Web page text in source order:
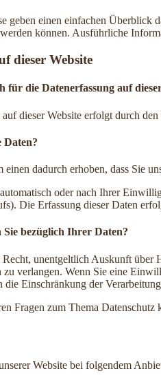
geben einen einfachen Überblick
können. Ausführliche
dieser Website
für die Datenerfassung auf
dieser Website erfolgt durch
Daten?
einen dadurch erhoben, dass Sie
oder nach Ihrer
Die Erfassung dieser Daten
Sie bezüglich Ihrer Daten?
Recht, unentgeltlich Auskunft
zu verlangen. Wenn Sie eine
die Einschränkung der
Fragen zum Thema Datenschutz
Website bei folgendem